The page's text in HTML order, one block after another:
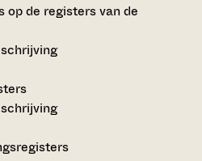
op de registers van de